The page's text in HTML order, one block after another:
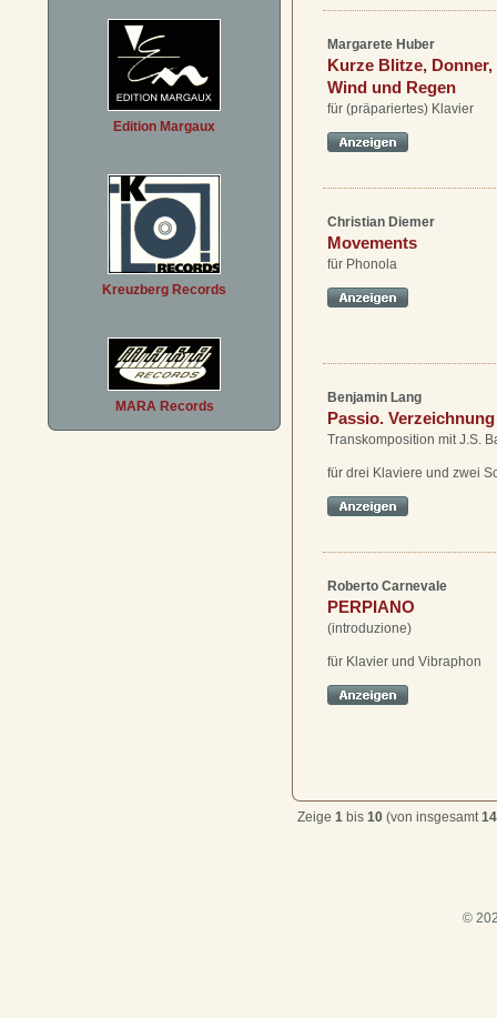
Edition Margaux
Kreuzberg Records
MARA Records
Margarete Huber
Kurze Blitze, Donner,
Wind und Regen
für (präpariertes) Klavier
Christian Diemer
Movements
für Phonola
Benjamin Lang
Passio. Verzeichnung
Transkomposition mit J.S.
für drei Klaviere und zwei
Roberto Carnevale
PERPIANO
(introduzione)
für Klavier und Vibraphon
Zeige 1 bis 10 (von insgesamt14
©